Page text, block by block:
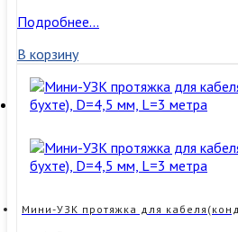
Мини-
протяжка
для
кабеля(кондуктор)
D=3,5
мм,
Подробнее…
В корзину
Мини-УЗК протяжка для